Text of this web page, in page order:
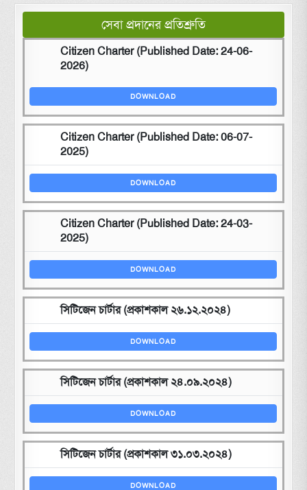
সেবা প্রদানের প্রতিশ্রুতি
Citizen Charter (Published Date: 24-06-
2026)
DOWNLOAD
Citizen Charter (Published Date: 06-07-
2025)
DOWNLOAD
Citizen Charter (Published Date: 24-03-
2025)
DOWNLOAD
সিটিজেন চার্টার (প্রকাশকাল ২৬.১২.২০২৪)
DOWNLOAD
সিটিজেন চার্টার (প্রকাশকাল ২৪.০৯.২০২৪)
DOWNLOAD
সিটিজেন চার্টার (প্রকাশকাল ৩১.০৩.২০২৪)
DOWNLOAD